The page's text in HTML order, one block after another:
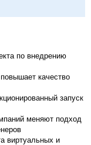
по внедрению
качество
запуск
меняют подход
виртуальных и